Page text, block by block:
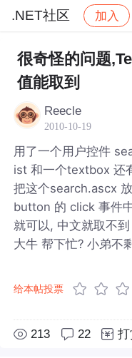
.NET社区 加入
社区 .NET社区
很奇怪的问题
值能取到
Reecle
2010-10-19
用了一个用户控件
ist 和一个textbox 还
把这个search.ascx
button 的 click 事件
就可以, 中文就取不
大牛 帮下忙? 小弟不
给本帖投票
213 22 打